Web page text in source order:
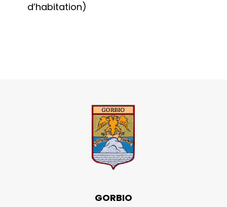
d’habitation)
GORBIO